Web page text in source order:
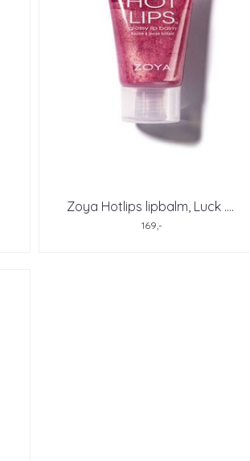
Zoya Hotlips lipbalm, Luck ....
169,-